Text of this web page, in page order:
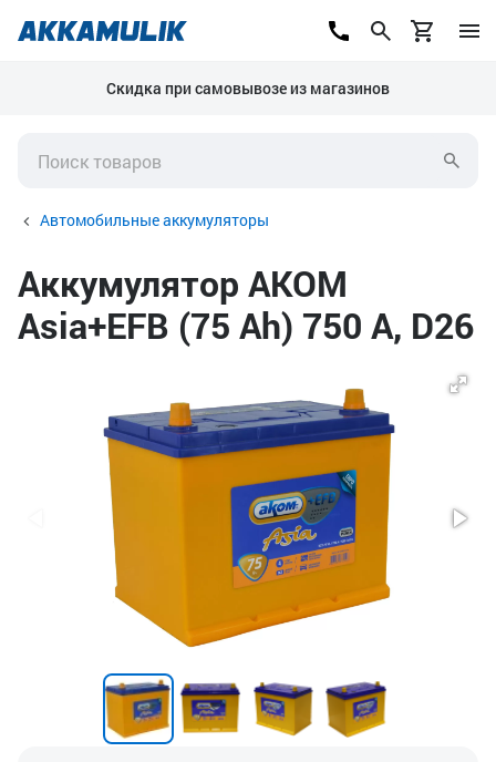
Скидка при самовывозе из магазинов
Автомобильные аккумуляторы
Аккумулятор AKOM
Asia+EFB (75 Ah) 750 А, D26